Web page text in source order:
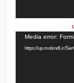
Media error: